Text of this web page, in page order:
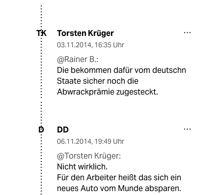
TK Torsten Krüger
03.11.2014, 16:35 Uhr
@Rainer B.:
Die bekommen dafür vom deutschn
Staate sicher noch die
Abwrackprämie zugesteckt.
D DD
06.11.2014, 19:49 Uhr
@Torsten Krüger:
Nicht wirklich.
Für den Arbeiter heißt das sich ein
neues Auto vom Munde absparen.